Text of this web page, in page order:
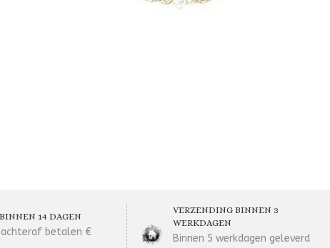
14 DAGEN
achteraf betalen €
VERZENDING BINNEN 3
WERKDAGEN
Binnen 5 werkdagen geleverd